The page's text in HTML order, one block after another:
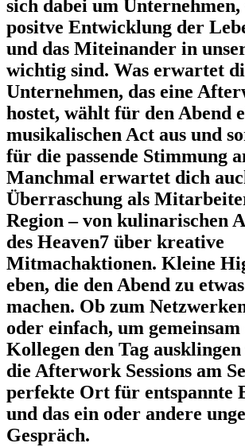
sich dabei um Unternehmen,
positve Entwicklung der
und das Miteinander in
wichtig sind. Was erwartet
Unternehmen, das eine
hostet, wählt für den Abend
musikalischen Act aus und
für die passende Stimmung
Manchmal erwartet dich
Überraschung als
Region – von kulinarischen
des Heaven7 über kreative
Mitmachaktionen. Kleine
eben, die den Abend zu
machen. Ob zum
oder einfach, um
Kollegen den Tag ausklingen
die Afterwork Sessions am
perfekte Ort für entspannte
und das ein oder andere
Gespräch.